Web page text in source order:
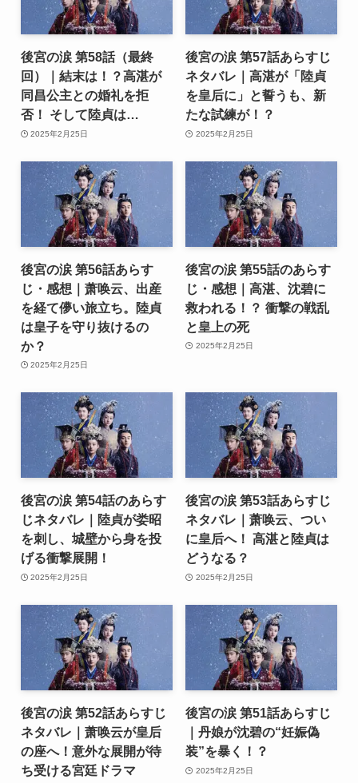
後宮の涙 第58話（最終
回）｜結末は！？高湛が
同昌公主との婚礼を拒
否！ そして陸貞は…
2025年2月25日
後宮の涙 第57話あらすじ
ネタバレ｜高湛が「陸貞
を皇后に」と誓うも、新
たな試練が！？
2025年2月25日
後宮の涙 第56話あらす
じ・感想｜萧唤云、出産
を経て儚い旅立ち。陸貞
は皇子を守り抜けるの
か？
2025年2月25日
後宮の涙 第55話のあらす
じ・感想｜高湛、沈碧に
救われる！？ 衝撃の戦乱
と皇上の死
2025年2月25日
後宮の涙 第54話のあらす
じネタバレ｜陸貞が娄昭
を刺し、城壁から身を投
げる衝撃展開！
2025年2月25日
後宮の涙 第53話あらすじ
ネタバレ｜萧唤云、つい
に皇后へ！ 高湛と陸貞は
どうなる？
2025年2月25日
後宮の涙 第52話あらすじ
ネタバレ｜萧唤云が皇后
の座へ！意外な展開が待
ち受ける宮廷ドラマ
後宮の涙 第51話あらすじ
｜丹娘が沈碧の“妊娠偽
装”を暴く！？
2025年2月25日